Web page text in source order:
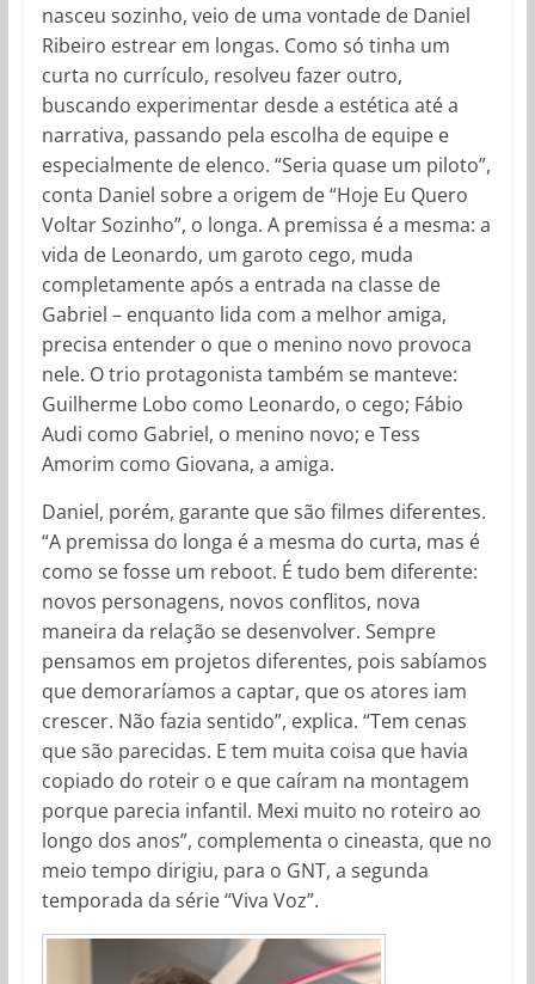
nasceu sozinho, veio de uma vontade de Daniel
Ribeiro estrear em longas. Como só tinha um
curta no currículo, resolveu fazer outro,
buscando experimentar desde a estética até a
narrativa, passando pela escolha de equipe e
especialmente de elenco. “Seria quase um piloto”,
conta Daniel sobre a origem de “Hoje Eu Quero
Voltar Sozinho”, o longa. A premissa é a mesma: a
vida de Leonardo, um garoto cego, muda
completamente após a entrada na classe de
Gabriel – enquanto lida com a melhor amiga,
precisa entender o que o menino novo provoca
nele. O trio protagonista também se manteve:
Guilherme Lobo como Leonardo, o cego; Fábio
Audi como Gabriel, o menino novo; e Tess
Amorim como Giovana, a amiga.
Daniel, porém, garante que são filmes diferentes.
“A premissa do longa é a mesma do curta, mas é
como se fosse um reboot. É tudo bem diferente:
novos personagens, novos conflitos, nova
maneira da relação se desenvolver. Sempre
pensamos em projetos diferentes, pois sabíamos
que demoraríamos a captar, que os atores iam
crescer. Não fazia sentido”, explica. “Tem cenas
que são parecidas. E tem muita coisa que havia
copiado do roteir o e que caíram na montagem
porque parecia infantil. Mexi muito no roteiro ao
longo dos anos”, complementa o cineasta, que no
meio tempo dirigiu, para o GNT, a segunda
temporada da série “Viva Voz”.